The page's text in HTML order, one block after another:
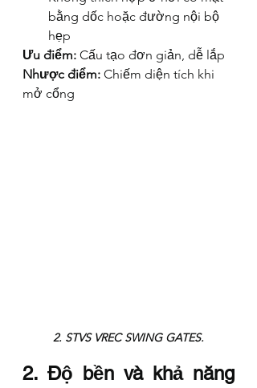
bằng dốc hoặc đường nội bộ
hẹp
Ưu điểm: Cấu tạo đơn giản, dễ lắp
Nhược điểm: Chiếm diện tích khi
mở cổng
2. STVS VREC SWING GATES.
2. Độ bền và khả năng